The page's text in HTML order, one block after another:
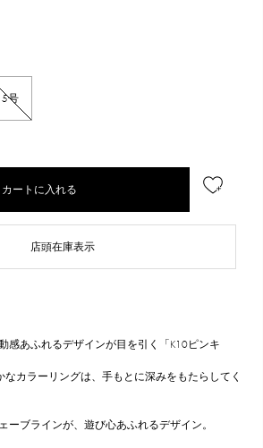
5号
カートに入れる
店頭在庫表示
感あふれるデザインが目を引く「K10ピンキ
なカラーリングは、手もとに深みをもたらしてく
ーブラインが、遊び心あふれるデザイン。